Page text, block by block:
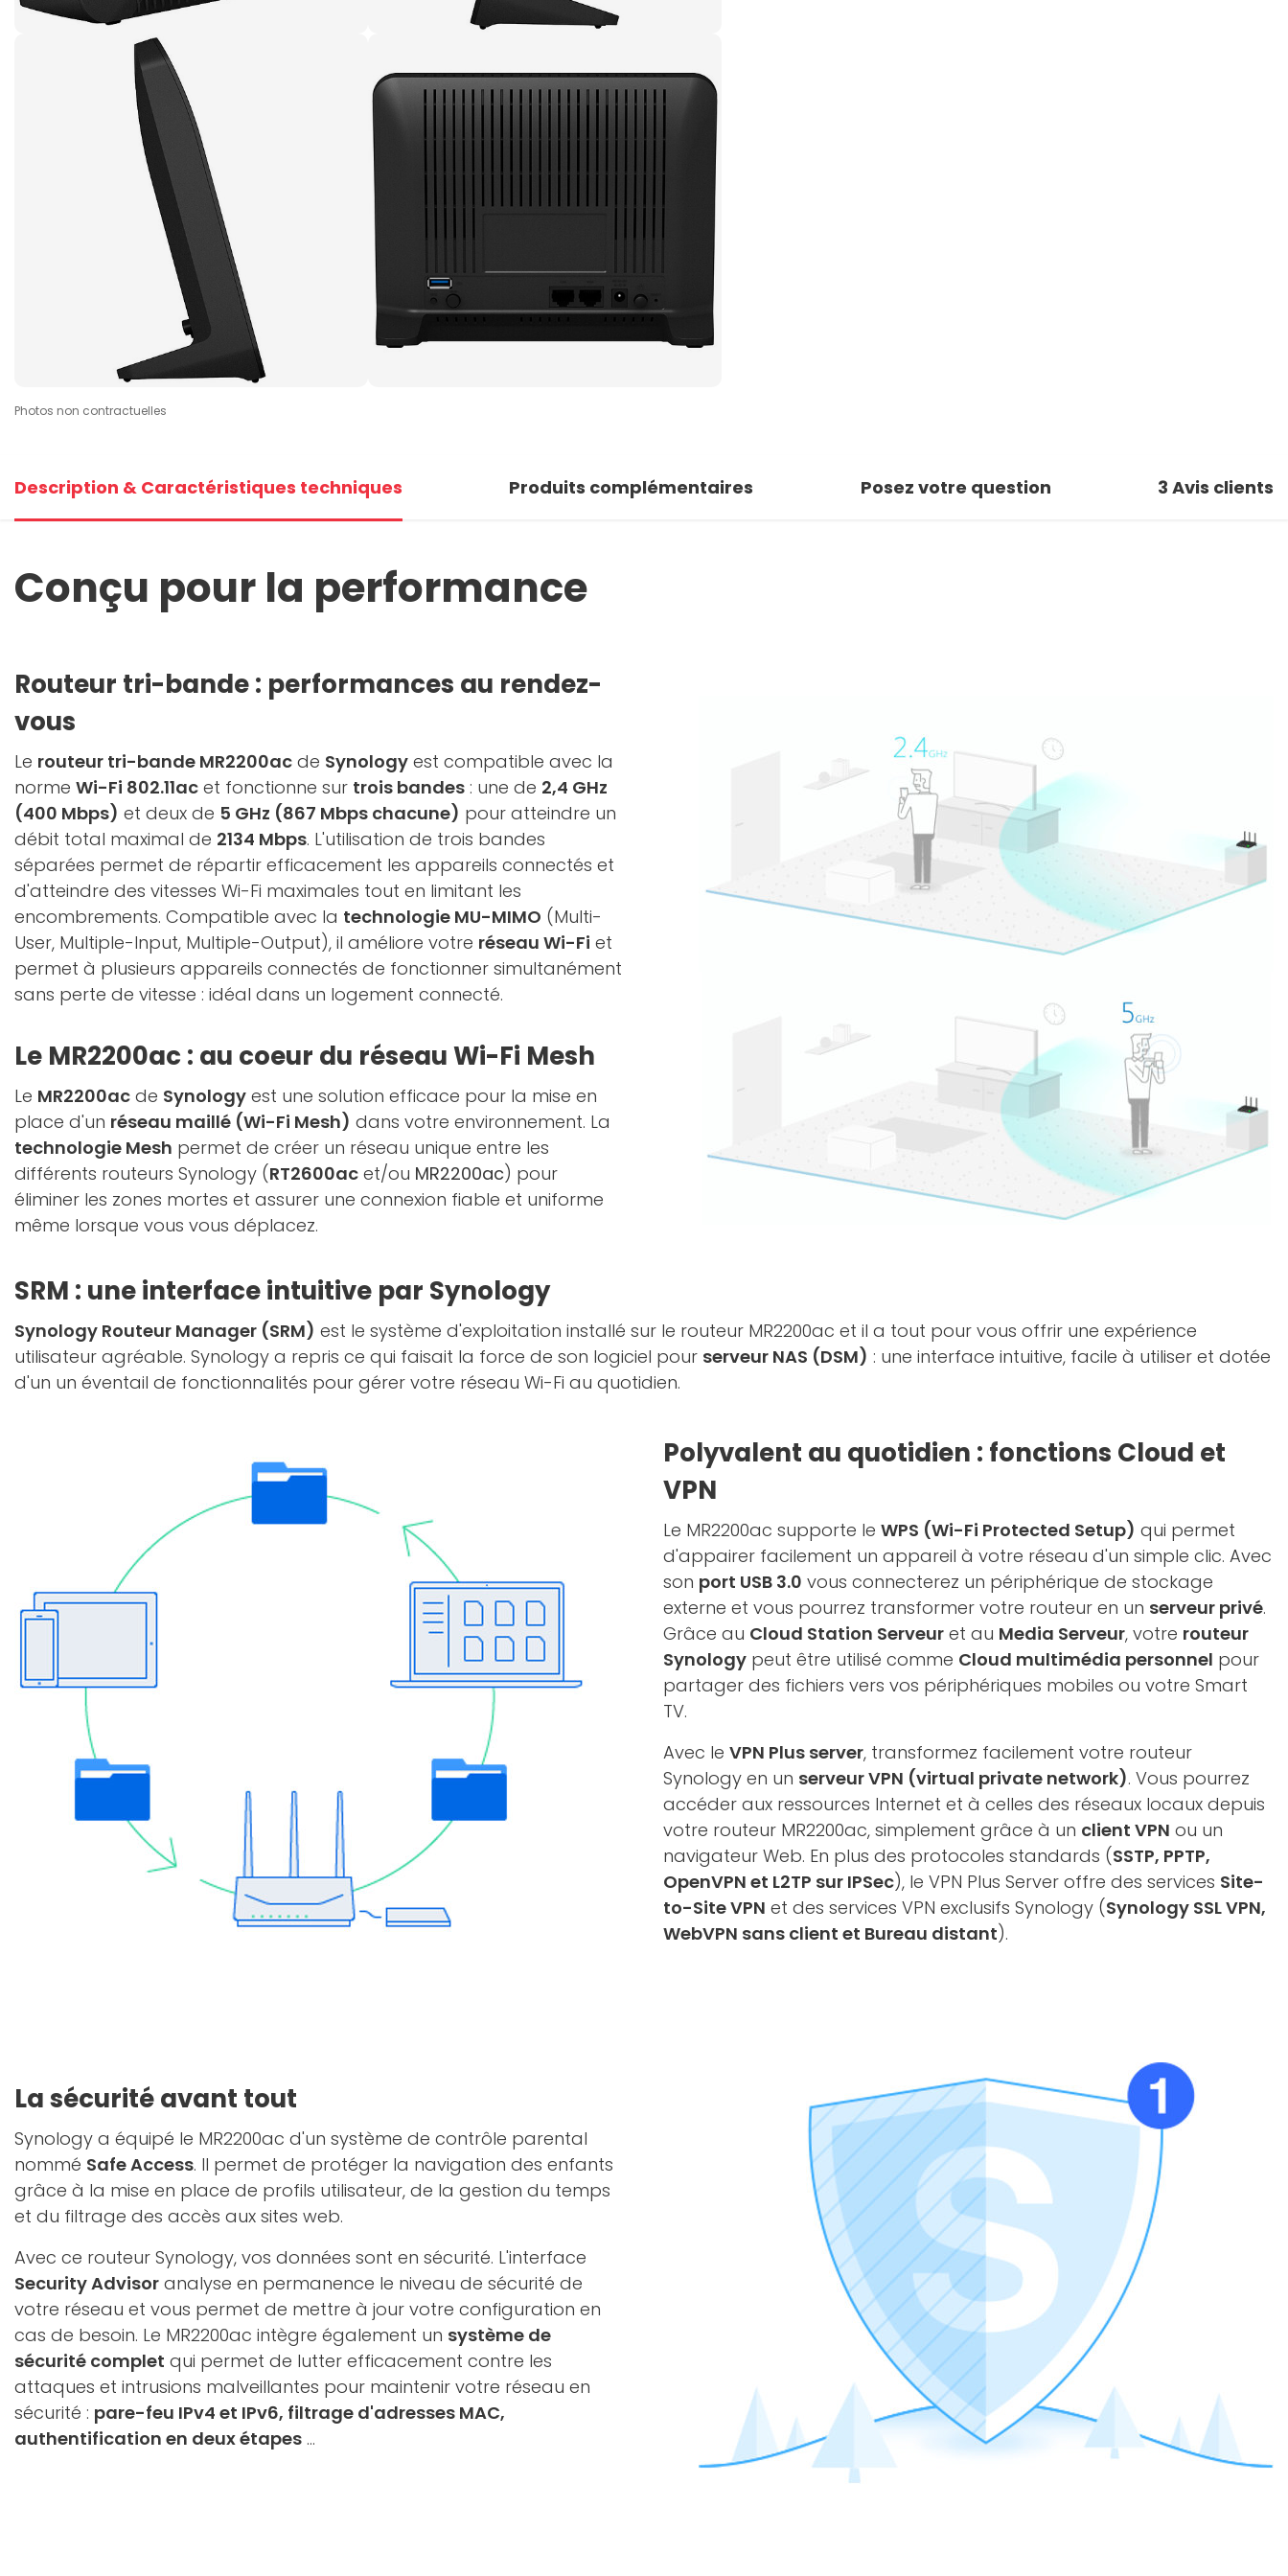
Photos non contractuelles
Description & Caractéristiques techniques Produits complémentaires Posez votre question 3 Avis clients
Conçu pour la performance
Routeur tri-bande : performances au rendez-
vous
Le routeur tri-bande MR2200ac de Synology est compatible avec la
norme Wi-Fi 802.11ac et fonctionne sur trois bandes : une de 2,4 GHz
(400 Mbps) et deux de 5 GHz (867 Mbps chacune) pour atteindre un
débit total maximal de 2134 Mbps. L'utilisation de trois bandes
séparées permet de répartir efficacement les appareils connectés et
d'atteindre des vitesses Wi-Fi maximales tout en limitant les
encombrements. Compatible avec la technologie MU-MIMO (Multi-
User, Multiple-Input, Multiple-Output), il améliore votre réseau Wi-Fi et
permet à plusieurs appareils connectés de fonctionner simultanément
sans perte de vitesse : idéal dans un logement connecté.
Le MR2200ac : au coeur du réseau Wi-Fi Mesh
Le MR2200ac de Synology est une solution efficace pour la mise en
place d'un réseau maillé (Wi-Fi Mesh) dans votre environnement. La
technologie Mesh permet de créer un réseau unique entre les
différents routeurs Synology (RT2600ac et/ou MR2200ac) pour
éliminer les zones mortes et assurer une connexion fiable et uniforme
même lorsque vous vous déplacez.
SRM : une interface intuitive par Synology
Synology Routeur Manager (SRM) est le système d'exploitation installé sur le routeur MR2200ac et il a tout pour vous offrir une expérience
utilisateur agréable. Synology a repris ce qui faisait la force de son logiciel pour serveur NAS (DSM) : une interface intuitive, facile à utiliser et dotée
d'un un éventail de fonctionnalités pour gérer votre réseau Wi-Fi au quotidien.
Polyvalent au quotidien : fonctions Cloud et
VPN
Le MR2200ac supporte le WPS (Wi-Fi Protected Setup) qui permet
d'appairer facilement un appareil à votre réseau d'un simple clic. Avec
son port USB 3.0 vous connecterez un périphérique de stockage
externe et vous pourrez transformer votre routeur en un serveur privé.
Grâce au Cloud Station Serveur et au Media Serveur, votre routeur
Synology peut être utilisé comme Cloud multimédia personnel pour
partager des fichiers vers vos périphériques mobiles ou votre Smart
TV.
Avec le VPN Plus server, transformez facilement votre routeur
Synology en un serveur VPN (virtual private network). Vous pourrez
accéder aux ressources Internet et à celles des réseaux locaux depuis
votre routeur MR2200ac, simplement grâce à un client VPN ou un
navigateur Web. En plus des protocoles standards (SSTP, PPTP,
OpenVPN et L2TP sur IPSec), le VPN Plus Server offre des services Site-
to-Site VPN et des services VPN exclusifs Synology (Synology SSL VPN,
WebVPN sans client et Bureau distant).
La sécurité avant tout
Synology a équipé le MR2200ac d'un système de contrôle parental
nommé Safe Access. Il permet de protéger la navigation des enfants
grâce à la mise en place de profils utilisateur, de la gestion du temps
et du filtrage des accès aux sites web.
Avec ce routeur Synology, vos données sont en sécurité. L'interface
Security Advisor analyse en permanence le niveau de sécurité de
votre réseau et vous permet de mettre à jour votre configuration en
cas de besoin. Le MR2200ac intègre également un système de
sécurité complet qui permet de lutter efficacement contre les
attaques et intrusions malveillantes pour maintenir votre réseau en
sécurité : pare-feu IPv4 et IPv6, filtrage d'adresses MAC,
authentification en deux étapes ...